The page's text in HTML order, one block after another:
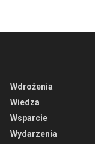
Wdrożenia
Wiedza
Wsparcie
Wydarzenia